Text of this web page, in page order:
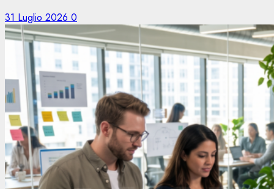
31 Luglio 2026 0